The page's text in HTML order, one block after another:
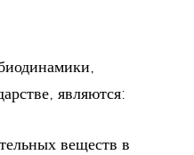
являются:
веществ в